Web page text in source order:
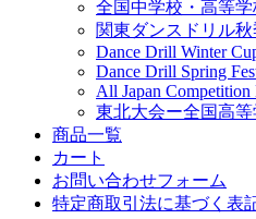
全国中学校・高等
関東ダンスドリル
Dance Drill Winter
Dance Drill Spring
All Japan
東北大会ー全国高
商品一覧
カート
お問い合わせフォーム
特定商取引法に基づく表